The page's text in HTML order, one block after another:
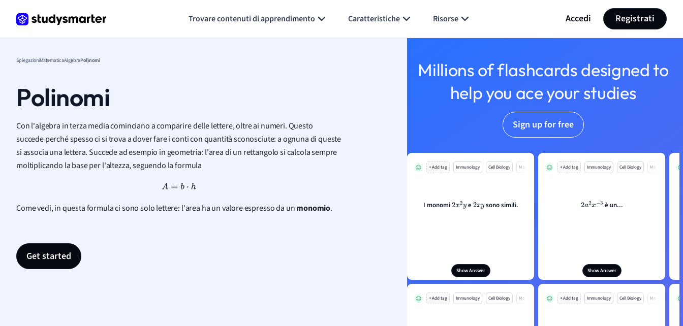
Trovare contenuti di apprendimento Caratteristiche Risorse Accedi Registrati
SpiegazioniMatematicaAlgebraPolinomi
Polinomi
Con l'algebra in terza media cominciano a comparire delle lettere, oltre ai numeri. Questo
succede perché spesso ci si trova a dover fare i conti con quantità sconosciute: a ognuna di queste
si associa una lettera. Succede ad esempio in geometria: l'area di un rettangolo si calcola sempre
moltiplicando la base per l'altezza, seguendo la formula
A=b⋅h
Come vedi, in questa formula ci sono solo lettere: l'area ha un valore espresso da unmonomio.
Get started
Millions of flashcards designed to
help you ace your studies
Sign up for free
+ Add tag Immunology Cell Biology Mo
I monomi2x2ye 2xy sono simili.
Show Answer
+ Add tag Immunology Cell Biology Mo
2a2x−3 è un...
Show Answer
+ Add tag Immunology Cell Biology Mo + Add tag Immunology Cell Biology Mo